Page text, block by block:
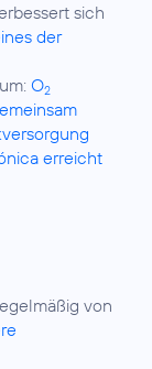
sich
der
O2
erreicht
von